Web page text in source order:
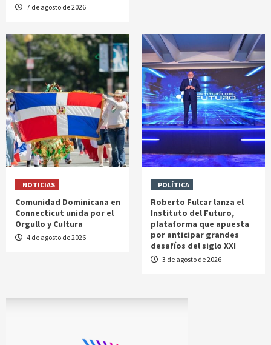
7 de agosto de 2026
NOTICIAS
Comunidad Dominicana en
Connecticut unida por el
Orgullo y Cultura
4 de agosto de 2026
POLÍTICA
Roberto Fulcar lanza el
Instituto del Futuro,
plataforma que apuesta
por anticipar grandes
desafíos del siglo XXI
3 de agosto de 2026